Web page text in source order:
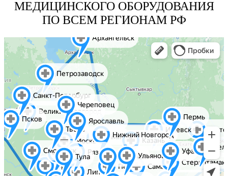
МЕДИЦИНСКОГО ОБОРУДОВАНИЯ
ПО ВСЕМ РЕГИОНАМ РФ